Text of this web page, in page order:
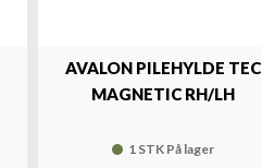
AVALON PILEHYLDE TEC
MAGNETIC RH/LH
1 STK På lager